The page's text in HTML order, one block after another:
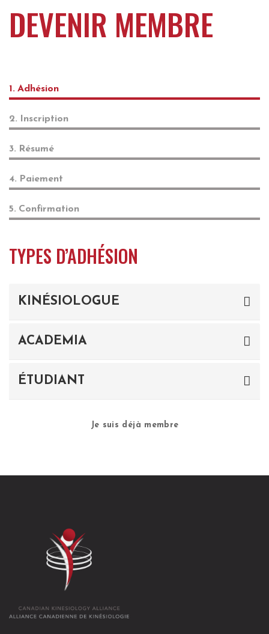
DEVENIR MEMBRE
Adhésion
Inscription
Résumé
Paiement
Confirmation
TYPES D’ADHÉSION
KINÉSIOLOGUE
ACADEMIA
ÉTUDIANT
Je suis déjà membre